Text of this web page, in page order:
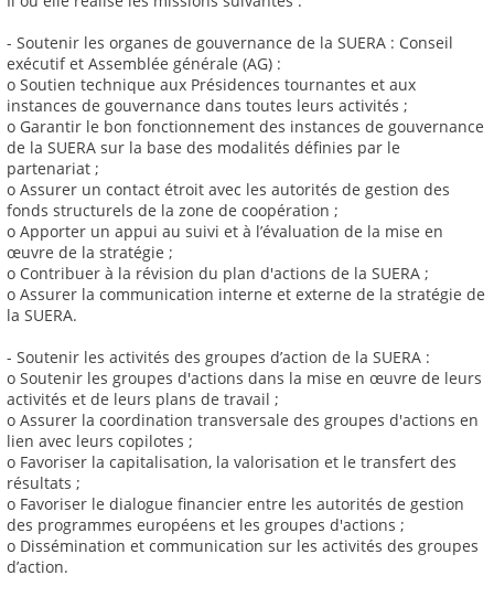
- Soutenir les organes de gouvernance de la SUERA : Conseil
exécutif et Assemblée générale (AG) :
o Soutien technique aux Présidences tournantes et aux
instances de gouvernance dans toutes leurs activités ;
o Garantir le bon fonctionnement des instances de gouvernance
de la SUERA sur la base des modalités définies par le
partenariat ;
o Assurer un contact étroit avec les autorités de gestion des
fonds structurels de la zone de coopération ;
o Apporter un appui au suivi et à l’évaluation de la mise en
œuvre de la stratégie ;
o Contribuer à la révision du plan d'actions de la SUERA ;
o Assurer la communication interne et externe de la stratégie de
la SUERA.
- Soutenir les activités des groupes d’action de la SUERA :
o Soutenir les groupes d'actions dans la mise en œuvre de leurs
activités et de leurs plans de travail ;
o Assurer la coordination transversale des groupes d'actions en
lien avec leurs copilotes ;
o Favoriser la capitalisation, la valorisation et le transfert des
résultats ;
o Favoriser le dialogue financier entre les autorités de gestion
des programmes européens et les groupes d'actions ;
o Dissémination et communication sur les activités des groupes
d’action.